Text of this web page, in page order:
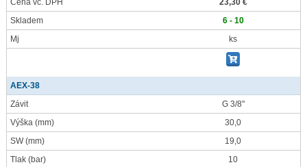
Cena vč. DPH
23,30 €
Skladem
6 - 10
Mj
ks
AEX-38
Závit
G 3/8"
Výška (mm)
30,0
SW(mm)
19,0
Tlak (bar)
10